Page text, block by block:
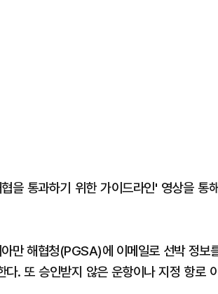
을 통과하기 위한 가이드라인' 영상을 통
만 해협청(PGSA)에 이메일로 선박 정보
. 또 승인받지 않은 운항이나 지정 항로